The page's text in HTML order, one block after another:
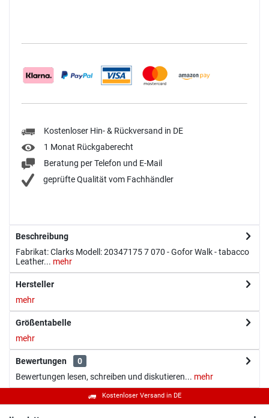
Kostenloser Hin- & Rückversand in DE
1 Monat Rückgaberecht
Beratung per Telefon und E-Mail
geprüfte Qualität vom Fachhändler
Beschreibung
Fabrikat: Clarks Modell: 20347175 7 070 - Gofor Walk - tabacco
Leather... mehr
Hersteller
mehr
Größentabelle
mehr
Bewertungen
0
Bewertungen lesen, schreiben und diskutieren... mehr
Kostenloser Versand in DE